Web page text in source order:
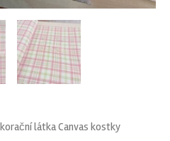
látka Canvas kostky